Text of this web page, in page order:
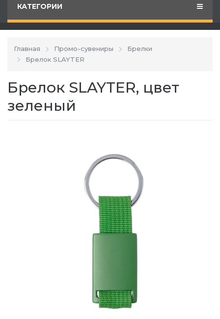
КАТЕГОРИИ
Главная Промо-сувениры
Брелки
Брелок SLAYTER
Брелок SLAYTER, цвет
зеленый